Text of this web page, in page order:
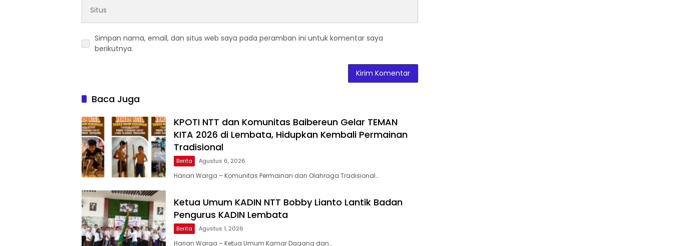
Simpan nama, email, dan situs web saya pada peramban ini untuk komentar saya
berikutnya.
Baca Juga
KPOTI NTT dan Komunitas Baibereun Gelar TEMAN
KITA 2026 di Lembata, Hidupkan Kembali Permainan
Tradisional
Berita Agustus 6, 2026
Harian Warga – Komunitas Permainan dan Olahraga Tradisional…
Ketua Umum KADIN NTT Bobby Lianto Lantik Badan
Pengurus KADIN Lembata
Berita Agustus 1, 2026
Harian Warga – Ketua Umum Kamar Dagang dan…